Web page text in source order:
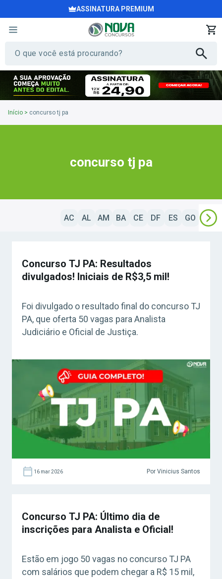
ASSINATURA PREMIUM
Início > concurso tj pa
concurso tj pa
AC AL AM BA CE DF ES GO MA
Concurso TJ PA: Resultados
divulgados! Iniciais de R$3,5 mil!
Foi divulgado o resultado final do concurso TJ
PA, que oferta 50 vagas para Analista
Judiciário e Oficial de Justiça.
16 mar 2026 Por Vinicius Santos
Concurso TJ PA: Último dia de
inscrições para Analista e Oficial!
Estão em jogo 50 vagas no concurso TJ PA
com salários que podem chegar a R$ 15 mil,